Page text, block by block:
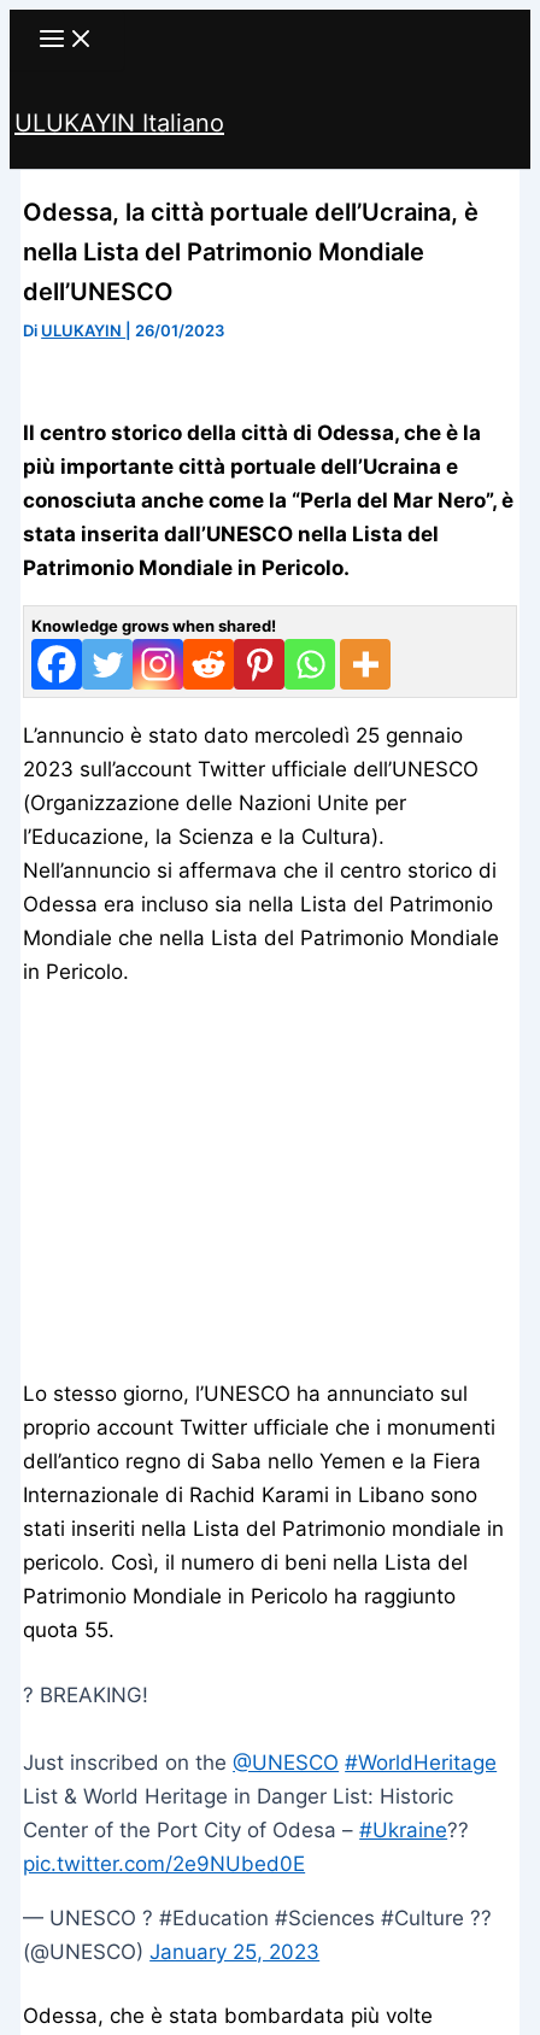
ULUKAYIN Italiano
Odessa, la città portuale dell’Ucraina, è
nella Lista del Patrimonio Mondiale
dell’UNESCO
Di ULUKAYIN 26/01/2023
Il centro storico della città di Odessa, che è la
più importante città portuale dell’Ucraina e
conosciuta anche come la “Perla del Mar Nero”, è
stata inserita dall’UNESCO nella Lista del
Patrimonio Mondiale in Pericolo.
Knowledge grows when shared!
L’annuncio è stato dato mercoledì 25 gennaio
2023 sull’account Twitter ufficiale dell’UNESCO
(Organizzazione delle Nazioni Unite per
l’Educazione, la Scienza e la Cultura).
Nell’annuncio si affermava che il centro storico di
Odessa era incluso sia nella Lista del Patrimonio
Mondiale che nella Lista del Patrimonio Mondiale
in Pericolo.
Lo stesso giorno, l’UNESCO ha annunciato sul
proprio account Twitter ufficiale che i monumenti
dell’antico regno di Saba nello Yemen e la Fiera
Internazionale di Rachid Karami in Libano sono
stati inseriti nella Lista del Patrimonio mondiale in
pericolo. Così, il numero di beni nella Lista del
Patrimonio Mondiale in Pericolo ha raggiunto
quota 55.
? BREAKING!
Just inscribed on the@UNESCO #WorldHeritage
List & World Heritage in Danger List: Historic
Center of the Port City of Odesa –#Ukraine??
pic.twitter.com/2e9NUbed0E
— UNESCO ?️ #Education #Sciences #Culture ??
(@UNESCO)January 25, 2023
Odessa, che è stata bombardata più volte